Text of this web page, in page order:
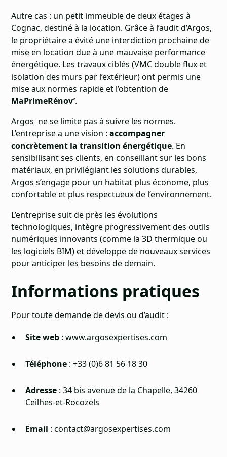
Autre cas : un petit immeuble de deux étages à
Cognac, destiné à la location. Grâce à l’audit d’Argos,
le propriétaire a évité une interdiction prochaine de
mise en location due à une mauvaise performance
énergétique. Les travaux ciblés (VMC double flux et
isolation des murs par l’extérieur) ont permis une
mise aux normes rapide et l’obtention de
MaPrimeRénov’.
Argos ne se limite pas à suivre les normes.
L’entreprise a une vision :accompagner
concrètement la transition énergétique. En
sensibilisant ses clients, en conseillant sur les bons
matériaux, en privilégiant les solutions durables,
Argos s’engage pour un habitat plus économe, plus
confortable et plus respectueux de l’environnement.
L’entreprise suit de près les évolutions
technologiques, intègre progressivement des outils
numériques innovants (comme la 3D thermique ou
les logiciels BIM) et développe de nouveaux services
pour anticiper les besoins de demain.
Informations pratiques
Pour toute demande de devis ou d’audit :
Site web : www.argosexpertises.com
Téléphone : +33 (0)6 81 56 18 30
Adresse : 34 bis avenue de la Chapelle, 34260
Ceilhes-et-Rocozels
Email : contact@argosexpertises.com